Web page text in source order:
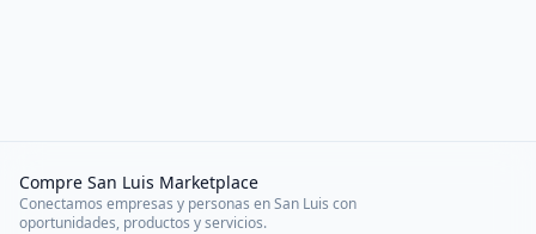
Compre San Luis Marketplace
Conectamos empresas y personas en San Luis con
oportunidades, productos y servicios.